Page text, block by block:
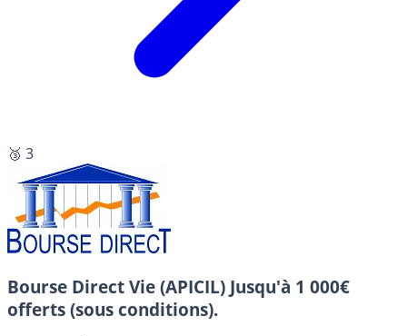
🥉 3
Bourse Direct Vie (APICIL) Jusqu'à 1 000€
offerts (sous conditions).